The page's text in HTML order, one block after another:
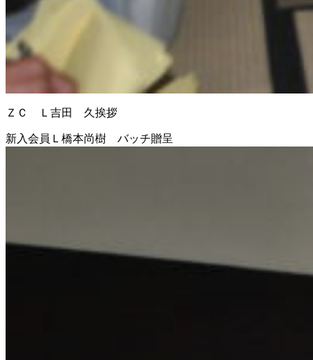
ＺＣ Ｌ吉田 久挨拶
新入会員Ｌ橋本尚樹 バッチ贈呈